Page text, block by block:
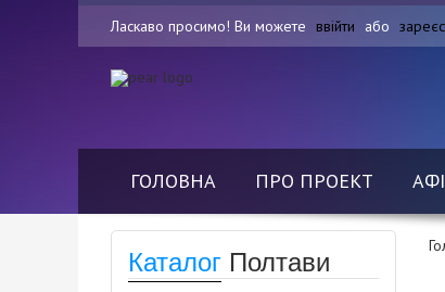
Ласкаво просимо! Ви можете ввійти або
ГОЛОВНА ПРО ПРОЕКТ
Каталог Полтави